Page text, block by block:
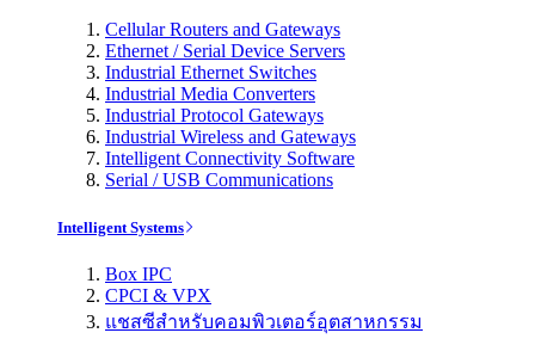
Cellular Routers and Gateways
Ethernet / Serial Device Servers
Industrial Ethernet Switches
Industrial Media Converters
Industrial Protocol Gateways
Industrial Wireless and Gateways
Intelligent Connectivity Software
Serial / USB Communications
Intelligent Systems
Box IPC
CPCI & VPX
แชสซีสำหรับคอมพิวเตอร์อุตสาหกรรม